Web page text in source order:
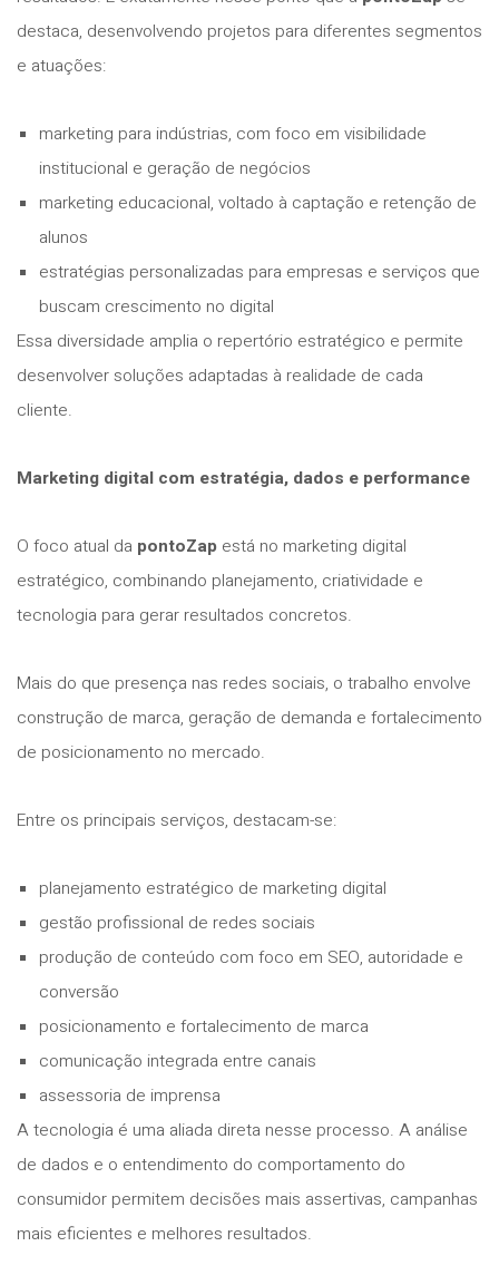
destaca, desenvolvendo projetos para diferentes segmentos
e atuações:
marketing para indústrias, com foco em visibilidade
institucional e geração de negócios
marketing educacional, voltado à captação e retenção de
alunos
estratégias personalizadas para empresas e serviços que
buscam crescimento no digital
Essa diversidade amplia o repertório estratégico e permite
desenvolver soluções adaptadas à realidade de cada
cliente.
Marketing digital com estratégia, dados e performance
O foco atual da pontoZap está no marketing digital
estratégico, combinando planejamento, criatividade e
tecnologia para gerar resultados concretos.
Mais do que presença nas redes sociais, o trabalho envolve
construção de marca, geração de demanda e fortalecimento
de posicionamento no mercado.
Entre os principais serviços, destacam-se:
planejamento estratégico de marketing digital
gestão profissional de redes sociais
produção de conteúdo com foco em SEO, autoridade e
conversão
posicionamento e fortalecimento de marca
comunicação integrada entre canais
assessoria de imprensa
A tecnologia é uma aliada direta nesse processo. A análise
de dados e o entendimento do comportamento do
consumidor permitem decisões mais assertivas, campanhas
mais eficientes e melhores resultados.